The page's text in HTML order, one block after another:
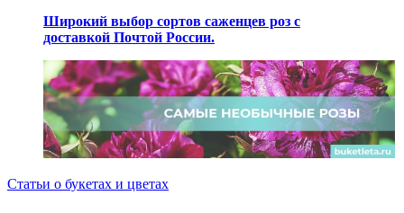
Широкий выбор сортов саженцев роз с
доставкой Почтой России.
Статьи о букетах и цветах